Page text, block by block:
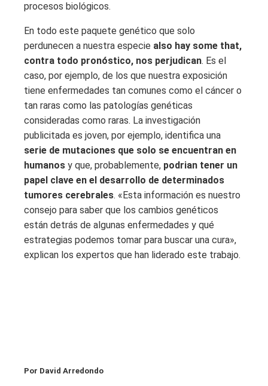
procesos biológicos.
En todo este paquete genético que solo
perdunecen a nuestra especie also hay some that,
contra todo pronóstico, nos perjudican. Es el
caso, por ejemplo, de los que nuestra exposición
tiene enfermedades tan comunes como el cáncer o
tan raras como las patologías genéticas
consideradas como raras. La investigación
publicitada es joven, por ejemplo, identifica una
serie de mutaciones que solo se encuentran en
humanos y que, probablemente, podrian tener un
papel clave en el desarrollo de determinados
tumores cerebrales. «Esta información es nuestro
consejo para saber que los cambios genéticos
están detrás de algunas enfermedades y qué
estrategias podemos tomar para buscar una cura»,
explican los expertos que han liderado este trabajo.
Por David Arredondo